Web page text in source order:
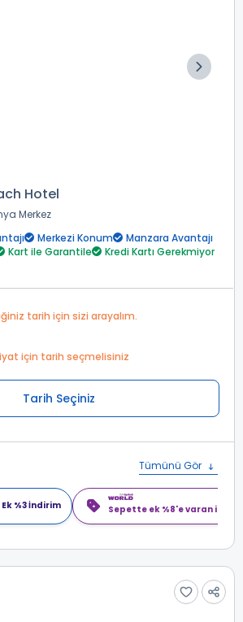
Hotel
Merkez
Merkezi Konum
Manzara Avantajı
Kart ile Garantile
Kredi Kartı Gerekmiyor
tarih için sizi arayalım.
için tarih seçmelisiniz
Tarih Seçiniz
Tümünü Gör
%3 İndirim Sepette ek %8'e varan